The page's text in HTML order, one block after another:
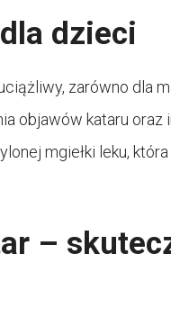
dzieci
zarówno dla
objawów kataru
mgiełki leku,
–